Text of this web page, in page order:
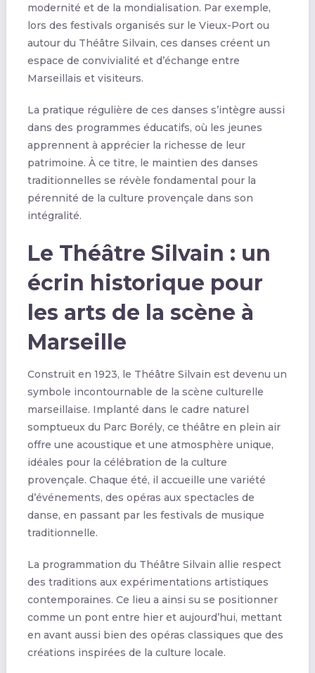
modernité et de la mondialisation. Par exemple,
lors des festivals organisés sur le Vieux-Port ou
autour du Théâtre Silvain, ces danses créent un
espace de convivialité et d’échange entre
Marseillais et visiteurs.
La pratique régulière de ces danses s’intègre aussi
dans des programmes éducatifs, où les jeunes
apprennent à apprécier la richesse de leur
patrimoine. À ce titre, le maintien des danses
traditionnelles se révèle fondamental pour la
pérennité de la culture provençale dans son
intégralité.
Le Théâtre Silvain : un
écrin historique pour
les arts de la scène à
Marseille
Construit en 1923, le Théâtre Silvain est devenu un
symbole incontournable de la scène culturelle
marseillaise. Implanté dans le cadre naturel
somptueux du Parc Borély, ce théâtre en plein air
offre une acoustique et une atmosphère unique,
idéales pour la célébration de la culture
provençale. Chaque été, il accueille une variété
d’événements, des opéras aux spectacles de
danse, en passant par les festivals de musique
traditionnelle.
La programmation du Théâtre Silvain allie respect
des traditions aux expérimentations artistiques
contemporaines. Ce lieu a ainsi su se positionner
comme un pont entre hier et aujourd’hui, mettant
en avant aussi bien des opéras classiques que des
créations inspirées de la culture locale.